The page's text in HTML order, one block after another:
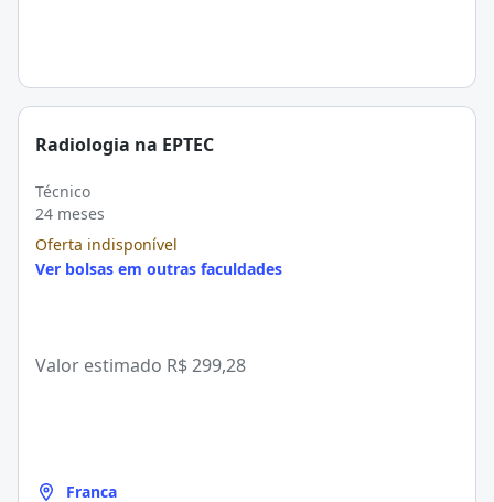
Radiologia na EPTEC
Técnico
24 meses
Oferta indisponível
Ver bolsas em outras faculdades
Valor estimado R$ 299,28
Franca